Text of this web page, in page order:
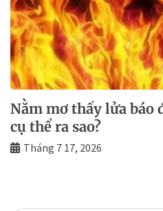
Nằm mơ thấy lửa báo
cụ thể ra sao?
Tháng 7 17, 2026